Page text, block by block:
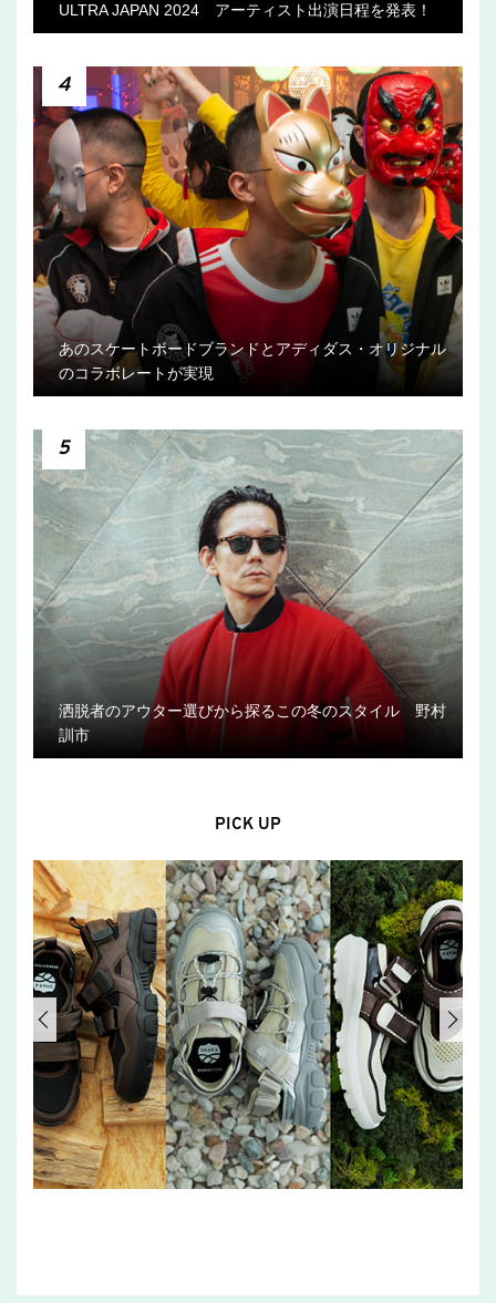
ULTRA JAPAN 2024 アーティスト出演日程を発表！
4
あのスケートボードブランドとアディダス・オリジナル
のコラボレートが実現
5
洒脱者のアウター選びから探るこの冬のスタイル 野村
訓市
PICK UP